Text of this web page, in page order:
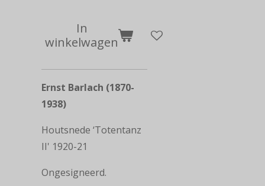
In
winkelwagen
Ernst Barlach (1870-
1938)
Houtsnede ‘Totentanz
II' 1920-21
Ongesigneerd.